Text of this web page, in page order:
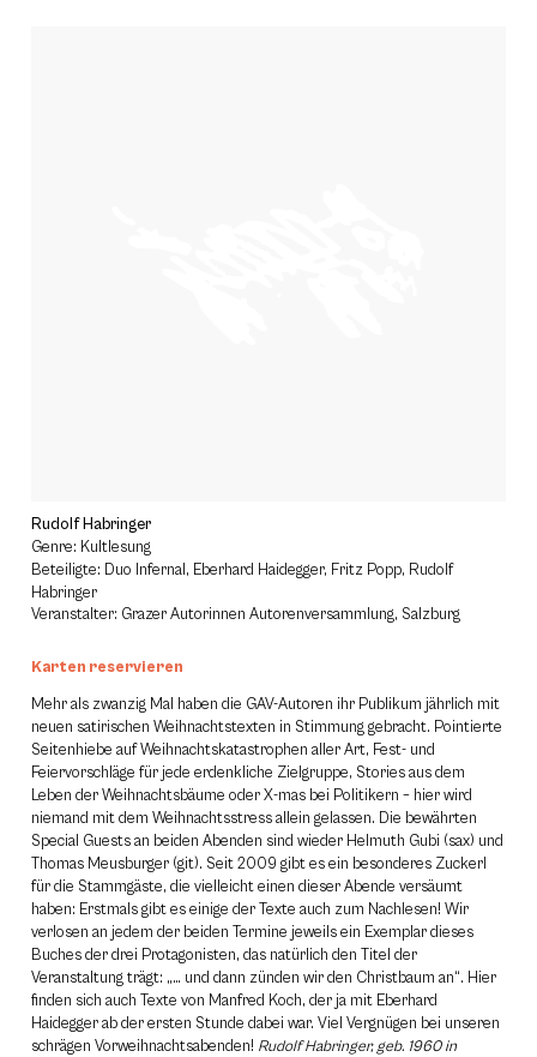
Rudolf Habringer
Genre: Kultlesung
Beteiligte: Duo Infernal, Eberhard Haidegger, Fritz Popp, Rudolf
Habringer
Veranstalter: Grazer Autorinnen Autorenversammlung, Salzburg
Karten reservieren
Mehr als zwanzig Mal haben die GAV-Autoren ihr Publikum jährlich mit
neuen satirischen Weihnachtstexten in Stimmung gebracht. Pointierte
Seitenhiebe auf Weihnachtskatastrophen aller Art, Fest- und
Feiervorschläge für jede erdenkliche Zielgruppe, Stories aus dem
Leben der Weihnachtsbäume oder X-mas bei Politikern – hier wird
niemand mit dem Weihnachtsstress allein gelassen. Die bewährten
Special Guests an beiden Abenden sind wieder Helmuth Gubi (sax) und
Thomas Meusburger (git). Seit 2009 gibt es ein besonderes Zuckerl
für die Stammgäste, die vielleicht einen dieser Abende versäumt
haben: Erstmals gibt es einige der Texte auch zum Nachlesen! Wir
verlosen an jedem der beiden Termine jeweils ein Exemplar dieses
Buches der drei Protagonisten, das natürlich den Titel der
Veranstaltung trägt: „… und dann zünden wir den Christbaum an“. Hier
finden sich auch Texte von Manfred Koch, der ja mit Eberhard
Haidegger ab der ersten Stunde dabei war. Viel Vergnügen bei unseren
schrägen Vorweihnachtsabenden! Rudolf Habringer, geb. 1960 in